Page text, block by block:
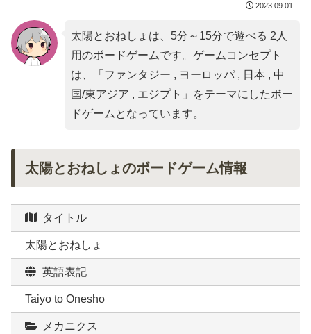
2023.09.01
太陽とおねしょは、5分～15分で遊べる 2人
用のボードゲームです。ゲームコンセプト
は、「 ファンタジー , ヨーロッパ , 日本 , 中
国/東アジア , エジプト 」をテーマにしたボー
ドゲームとなっています。
太陽とおねしょのボードゲーム情報
タイトル
太陽とおねしょ
英語表記
Taiyo to Onesho
メカニクス